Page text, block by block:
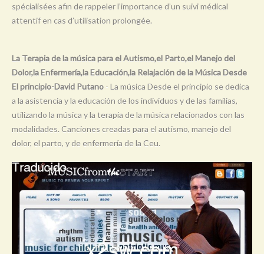
spécialisées afin de rappeler l’importance d’un suivi médical
attentif en cas d’utilisation prolongée.
La Terapia de la música para el Autismo,el Parto,el Manejo del
Dolor,la Enfermería,la Educación,la Relajación de la Música Desde
El principio-David Putano - La música Desde el principio se dedica
a la asistencia y la educación de los individuos y de las familias,
utilizando la música y la terapia de la música relacionados con las
modalidades. Canciones creadas para el autismo, manejo del
dolor, el parto, y de enfermería de la Ceu.